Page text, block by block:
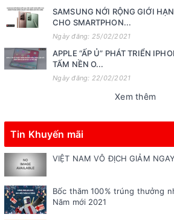
SAMSUNG NỚI RỘNG GIỚI
CHO SMARTPHON...
Ngày đăng: 25/02/2021
APPLE “ẤP Ủ” PHÁT TRIỂN
TẤM NỀN O...
Ngày đăng: 22/02/2021
Xem thêm
Tin Khuyến mãi
VIỆT NAM VÔ ĐỊCH GIẢM
Bốc thăm 100% trúng thưởng
Năm mới 2021